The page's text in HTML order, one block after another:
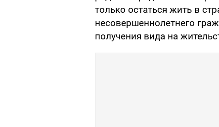
только остаться жить в
несовершеннолетнего
получения вида на